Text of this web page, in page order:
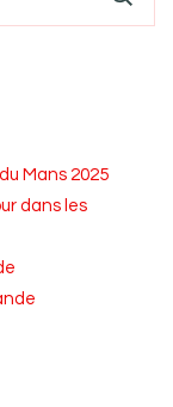
Mans 2025
dans les